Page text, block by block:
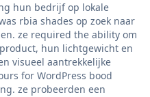
hun bedrijf op lokale
rbia shades op zoek naar
ze required the ability om
hun lichtgewicht en
visueel aantrekkelijke
for WordPress bood
ze probeerden een